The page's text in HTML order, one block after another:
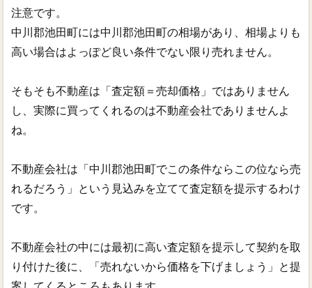
注意です。
中川郡池田町には中川郡池田町の相場があり、相場よりも
高い場合はよっぽど良い条件でない限り売れません。
そもそも不動産は「査定額＝売却価格」ではありません
し、実際に買ってくれるのは不動産会社でありませんよ
ね。
不動産会社は「中川郡池田町でこの条件ならこの位なら売
れるだろう」という見込みを立てて査定額を提示するわけ
です。
不動産会社の中には最初に高い査定額を提示して契約を取
り付けた後に、「売れないから価格を下げましょう」と提